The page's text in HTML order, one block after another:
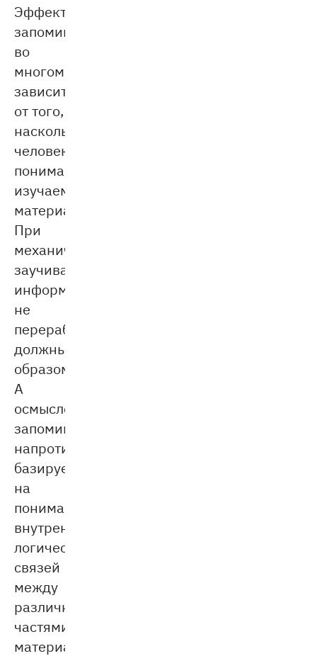
Эффективность
запоминания
во
многом
зависит
от того,
насколько
человек
понимает
изучаемый
материал.
При
механическом
заучивании
информация
не
перерабатывается
должным
образом.
А
осмысленное
запоминание,
напротив,
базируется
на
понимании
внутренних
логических
связей
между
различными
частями
материала.